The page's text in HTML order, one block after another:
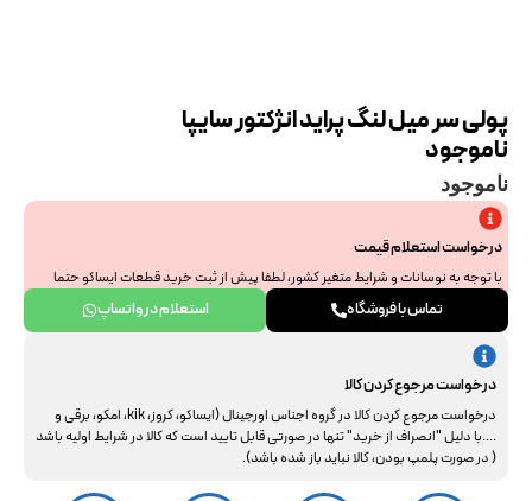
پولی سر میل لنگ پراید انژکتور سایپا
ناموجود
ناموجود
درخواست استعلام قیمت
با توجه به نوسانات و شرایط متغیر کشور، لطفا پیش از ثبت خرید قطعات ایساکو حتما
جهت استعلام نهایی با ما هماهنگ فرمایید. از همراهی و درک شما سپاسگزاریم.
تماس با فروشگاه استعلام در واتساپ
درخواست مرجوع کردن کالا
درخواست مرجوع کردن کالا در گروه اجناس اورجینال (ایساکو، کروز، kik، امکو، برقی و
....با دلیل "انصراف از خرید" تنها در صورتی قابل تایید است که کالا در شرایط اولیه باشد
( در صورت پلمپ بودن، کالا نباید باز شده باشد).